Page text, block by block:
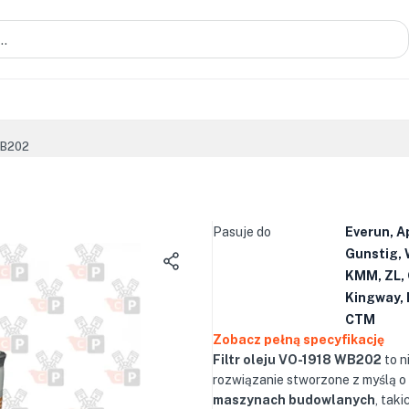
Pasuje do
Everun,
Gunstig,
KMM,
Kingway,
CTM
Zobacz pełną specyfikację
Filtr oleju VO-1918 WB202 to
rozwiązanie stworzone z myślą o
maszynach budowlanych ,